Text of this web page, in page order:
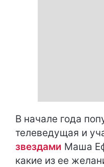
В начале года
телеведущая и
звездами Маша
какие из ее